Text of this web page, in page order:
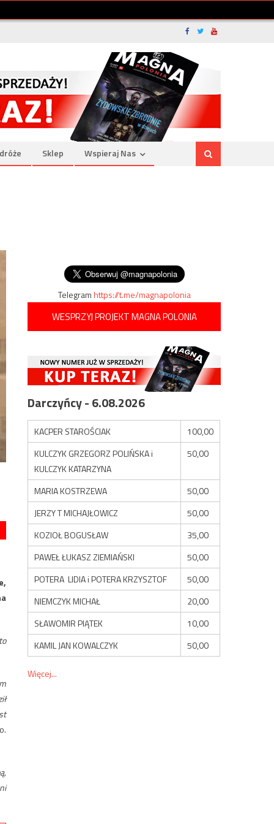
Sklep Wspieraj Nas
Telegramhttps://t.me/magnapolonia
WESPRZYJ PROJEKT MAGNA POLONIA
Darczyńcy - 6.08.2026
KACPER STAROŚCIAK
100,00
KULCZYK GRZEGORZ POLIŃSKA i
KULCZYK KATARZYNA
50,00
MARIA KOSTRZEWA
50,00
JERZY T MICHAJŁOWICZ
50,00
KOZIOŁ BOGUSŁAW
35,00
PAWEŁ ŁUKASZ ZIEMIAŃSKI
50,00
POTERA LIDIA i POTERA KRZYSZTOF
50,00
NIEMCZYK MICHAŁ
20,00
SŁAWOMIR PIĄTEK
10,00
KAMIL JAN KOWALCZYK
50,00
Więcej...